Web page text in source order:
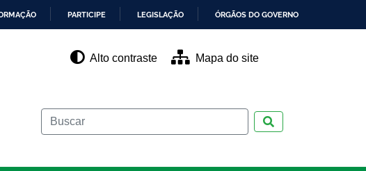
PARTICIPE LEGISLAÇÃO ÓRGÃOS DO GOVERNO
Alto contraste Mapa do site